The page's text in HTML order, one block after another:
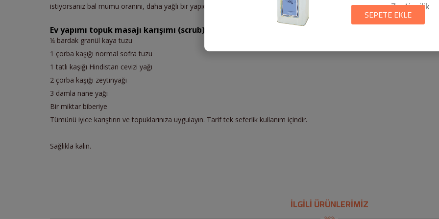
istiyorsanız bal mumu oranını, daha yağlı bir yapıda olsun istiyorsanız Hindistan cevizi yağını artırabilirsiniz.
Ev yapımı topuk masajı karışımı (scrub)
¼ bardak granül kaya tuzu
1 çorba kaşığı normal sofra tuzu
1 tatlı kaşığı Hindistan cevizi yağı
2 çorba kaşığı zeytinyağı
3 damla nane yağı
Bir miktar biberiye
Tümünü iyice karıştırın ve topuklarınıza uygulayın. Tarif tek seferlik kullanım içindir.
Sağlıkla kalın.
İLGİLİ ÜRÜNLERİMİZ
Zeytincilik
SEPETE EKLE